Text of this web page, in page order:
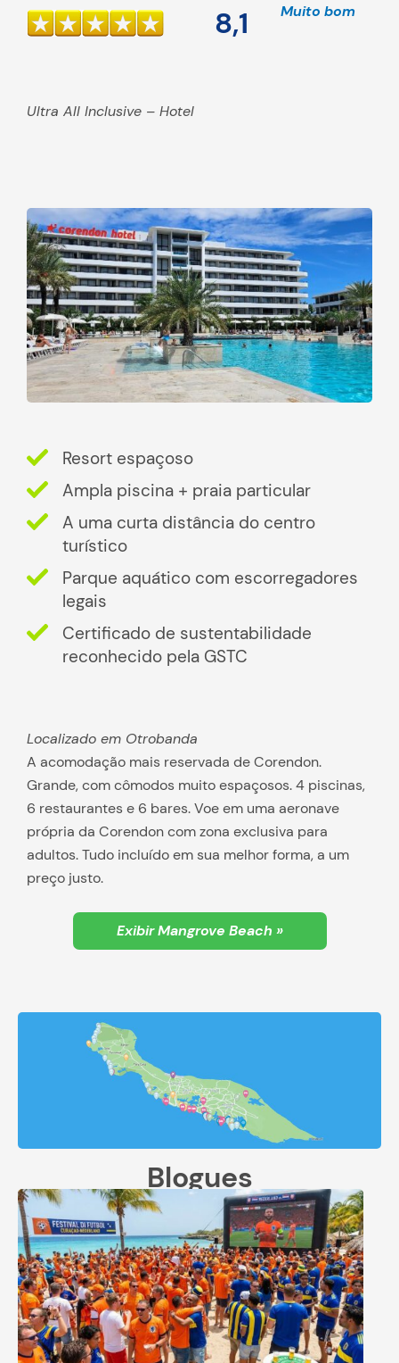
8,1 Muito bom
Ultra All Inclusive – Hotel
Resort espaçoso
Ampla piscina + praia particular
A uma curta distância do centro
turístico
Parque aquático com escorregadores
legais
Certificado de sustentabilidade
reconhecido pela GSTC
Localizado em Otrobanda
A acomodação mais reservada de Corendon.
Grande, com cômodos muito espaçosos. 4 piscinas,
6 restaurantes e 6 bares. Voe em uma aeronave
própria da Corendon com zona exclusiva para
adultos. Tudo incluído em sua melhor forma, a um
preço justo.
Exibir Mangrove Beach »
Blogues